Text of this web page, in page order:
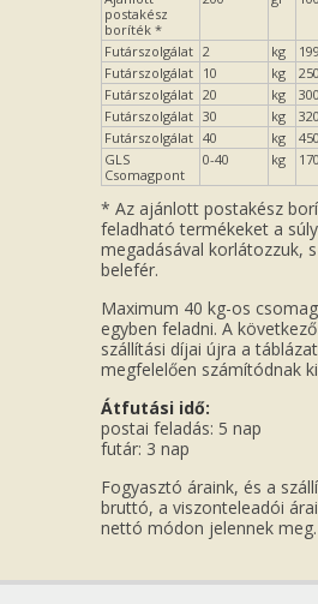
postakész
boríték *
Futárszolgálat 2 kg
Futárszolgálat 10 kg
Futárszolgálat 20 kg
Futárszolgálat 30 kg
Futárszolgálat 40 kg
GLS
Csomagpont
0-40 kg
* Az ajánlott postakész
feladható termékeket a
megadásával korlátozzuk,
belefér.
Maximum 40 kg-os
egyben feladni. A
szállítási díjai újra a
megfelelően számítódnak
Átfutási idő:
postai feladás: 5 nap
futár: 3 nap
Fogyasztó áraink, és a
bruttó, a viszonteleadói
nettó módon jelennek meg.